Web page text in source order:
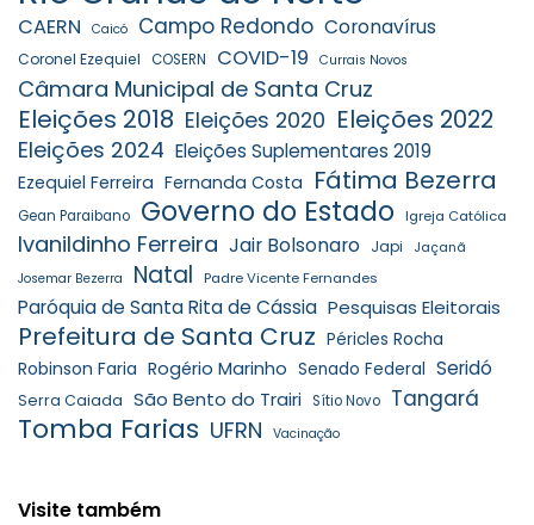
CAERN Caicó Campo Redondo Coronavírus
Coronel Ezequiel COSERN COVID-19 Currais Novos
Câmara Municipal de Santa Cruz
Eleições 2018 Eleições 2020 Eleições 2022
Eleições 2024 Eleições Suplementares 2019
Ezequiel Ferreira Fernanda Costa Fátima Bezerra
Gean Paraibano Governo do Estado Igreja Católica
Ivanildinho Ferreira Jair Bolsonaro Japi Jaçanã
Josemar Bezerra Natal Padre Vicente Fernandes
Paróquia de Santa Rita de Cássia Pesquisas Eleitorais
Prefeitura de Santa Cruz Péricles Rocha
Robinson Faria Rogério Marinho Senado Federal Seridó
Serra Caiada São Bento do Trairi Sítio Novo Tangará
Tomba Farias UFRN Vacinação
Visite também